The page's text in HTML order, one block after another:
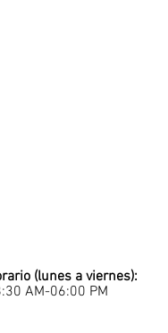
(lunes a viernes):
AM-06:00 PM